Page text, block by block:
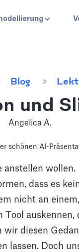
Blog
und
Angelica A.
anstellen wollen.
dass es
nicht an
auskennen,
wir diesen
lassen. Doch